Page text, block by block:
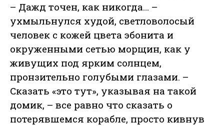
– Дажд точен, как никогда… –
ухмыльнулся худой, светловолосый
человек с кожей цвета эбонита и
окруженными сетью морщин, как у
живущих под ярким солнцем,
пронзительно голубыми глазами. –
Сказать «это тут», указывая на такой
домик, – все равно что сказать о
потерявшемся корабле, просто кивнув